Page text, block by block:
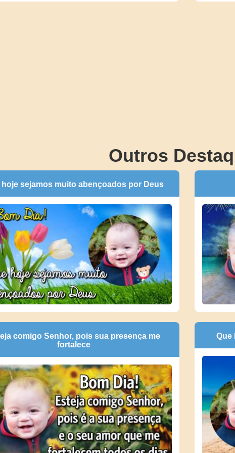
Outros
hoje sejamos muito abençoados por Deus
comigo Senhor, pois sua presença me
fortalece
Que